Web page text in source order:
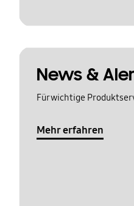
News &
Für wichtige
Mehr erfahren